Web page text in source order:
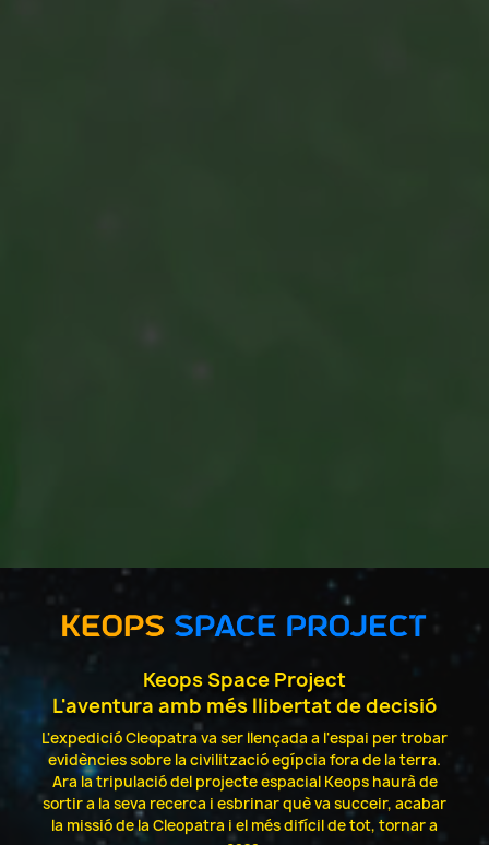
Keops Space Project
L'aventura amb més llibertat de decisió
L'expedició Cleopatra va ser llençada a l'espai per trobar
evidències sobre la civilització egípcia fora de la terra.
Ara la tripulació del projecte espacial Keops haurà de
sortir a la seva recerca i esbrinar què va succeir, acabar
la missió de la Cleopatra i el més difícil de tot, tornar a